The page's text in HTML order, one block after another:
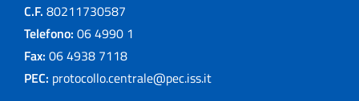
C.F. 80211730587
Telefono: 06 4990 1
Fax: 06 4938 7118
PEC: protocollo.centrale@pec.iss.it